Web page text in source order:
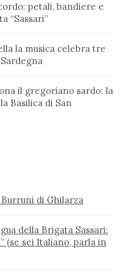
petali, bandiere e
“Sassari”
la musica celebra tre
il gregoriano sardo: la
Basilica di San
di Ghilarza
della Brigata Sassari:
(se sei Italiano, parla in